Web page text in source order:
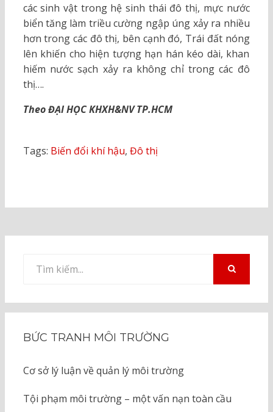
các sinh vật trong hệ sinh thái đô thị, mực nước
biển tăng làm triều cường ngập úng xảy ra nhiều
hơn trong các đô thị, bên cạnh đó, Trái đất nóng
lên khiến cho hiện tượng hạn hán kéo dài, khan
hiếm nước sạch xảy ra không chỉ trong các đô
thị….
Theo ĐẠI HỌC KHXH&NV TP.HCM
Tags: Biến đổi khí hậu, Đô thị
kiếm
BỨC TRANH MÔI TRƯỜNG
Cơ sở lý luận về quản lý môi trường
Tội phạm môi trường – một vấn nạn toàn cầu